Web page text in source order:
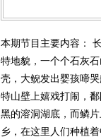
本期节目主要内容：
特地貌，一个个石灰
壳，大鲵发出婴孩啼
特山壁上嬉戏打闹，
黑的溶洞湖底，而鳞
乡，在这里人们种植